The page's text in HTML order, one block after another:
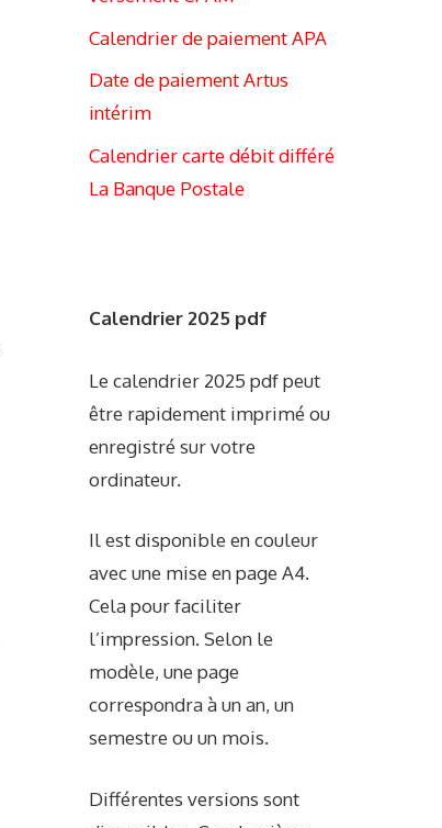
Calendrier de paiement APA
Date de paiement Artus
intérim
Calendrier carte débit différé
La Banque Postale
Calendrier 2025 pdf
Le calendrier 2025 pdf peut
être rapidement imprimé ou
enregistré sur votre
ordinateur.
Il est disponible en couleur
avec une mise en page A4.
Cela pour faciliter
l’impression. Selon le
modèle, une page
correspondra à un an, un
semestre ou un mois.
Différentes versions sont